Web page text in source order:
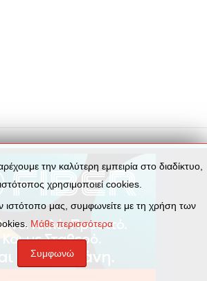
την καλύτερη εμπειρία στο διαδίκτυο,
χρησιμοποιεί cookies.
ιστότοπο μας, συμφωνείτε με τη χρήση των
Μάθε περισσότερα
Συμφωνώ